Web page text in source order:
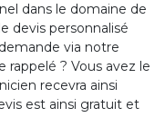
dans le domaine de
devis personnalisé
via notre
rappelé ? Vous avez le
recevra ainsi
est ainsi gratuit et